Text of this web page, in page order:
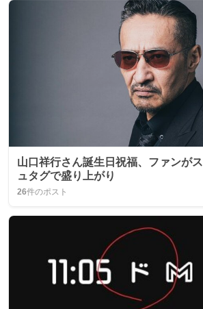
山口祥行さん誕生日祝福、ファンが
ュタグで盛り上がり
26件のポスト